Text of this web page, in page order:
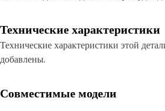
Технические характеристики
Технические характеристики этой
добавлены.
Совместимые модели